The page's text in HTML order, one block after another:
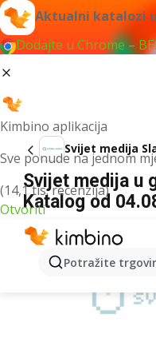
Aktualni katalozi
Dodajte u Chrome –
Kimbino aplikacija
Sve ponude na jednom
(14,1 tis. recenzija)
Otvoriti
Potražite
Svijet medija
Svijet medija u
Katalog od